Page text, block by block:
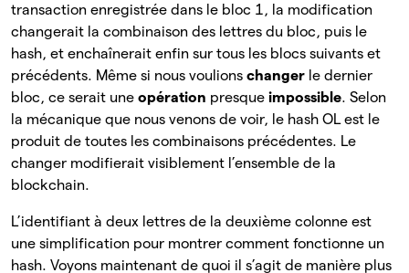
transaction enregistrée dans le bloc 1, la modification
changerait la combinaison des lettres du bloc, puis le
hash, et enchaînerait enfin sur tous les blocs suivants et
précédents. Même si nous voulions changer le dernier
bloc, ce serait une opération presque impossible. Selon
la mécanique que nous venons de voir, le hash OL est le
produit de toutes les combinaisons précédentes. Le
changer modifierait visiblement l’ensemble de la
blockchain.
L’identifiant à deux lettres de la deuxième colonne est
une simplification pour montrer comment fonctionne un
hash. Voyons maintenant de quoi il s’agit de manière plus